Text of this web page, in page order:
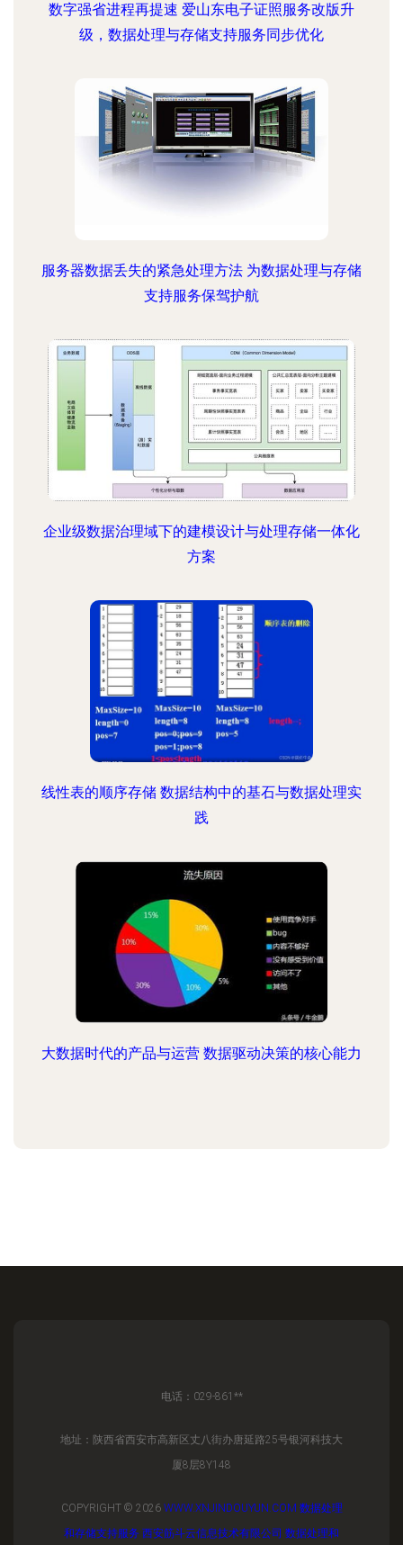
数字强省进程再提速 爱山东电子证照服务改版升
级，数据处理与存储支持服务同步优化
服务器数据丢失的紧急处理方法 为数据处理与存储
支持服务保驾护航
企业级数据治理域下的建模设计与处理存储一体化
方案
线性表的顺序存储 数据结构中的基石与数据处理实
践
大数据时代的产品与运营 数据驱动决策的核心能力
电话：029-861**
地址：陕西省西安市高新区丈八街办唐延路25号银河科技大
厦8层8Y148
COPYRIGHT © 2026 WWW.XNJINDOUYUN.COM 数据处理
和存储支持服务 西安筋斗云信息技术有限公司 数据处理和